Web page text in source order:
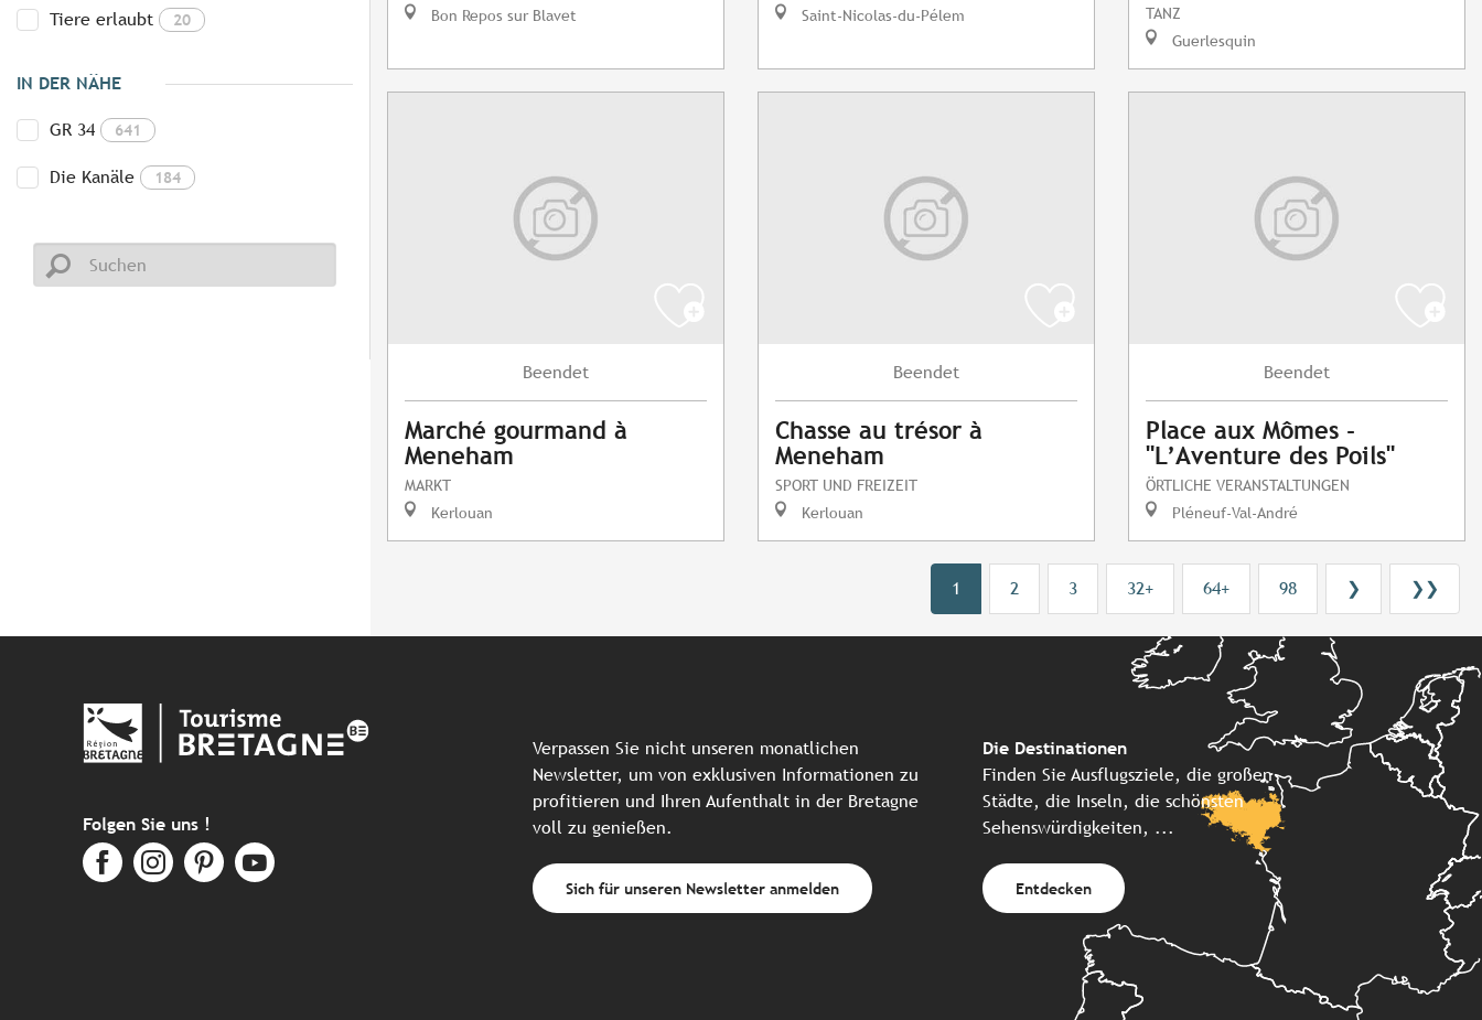
Tiere erlaubt 20
IN DER NÄHE
GR 34 641
Die Kanäle 184
Bon Repos sur Blavet
Saint-Nicolas-du-Pélem
TANZ
Guerlesquin
Beendet
Marché gourmand à
Meneham
MARKT
Kerlouan
Beendet
Chasse au trésor à
Meneham
SPORT UND FREIZEIT
Kerlouan
Beendet
Place aux Mômes -
"L’Aventure des Poils"
ÖRTLICHE VERANSTALTUNGEN
Pléneuf-Val-André
1 2 3 32+ 64+ 98 ❯ ❯❯
Folgen Sie uns !
Verpassen Sie nicht unseren monatlichen
Newsletter, um von exklusiven Informationen zu
profitieren und Ihren Aufenthalt in der Bretagne
voll zu genießen.
Sich für unseren Newsletter anmelden
Die Destinationen
Finden Sie Ausflugsziele, die großen
Städte, die Inseln, die schönsten
Sehenswürdigkeiten, ...
Entdecken